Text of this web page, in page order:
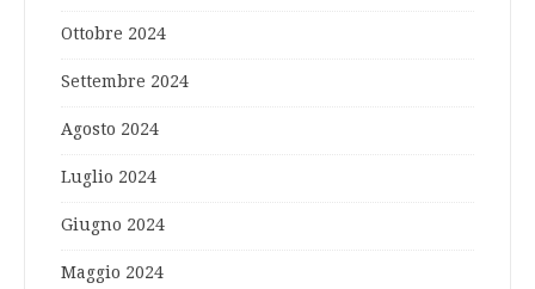
Ottobre 2024
Settembre 2024
Agosto 2024
Luglio 2024
Giugno 2024
Maggio 2024